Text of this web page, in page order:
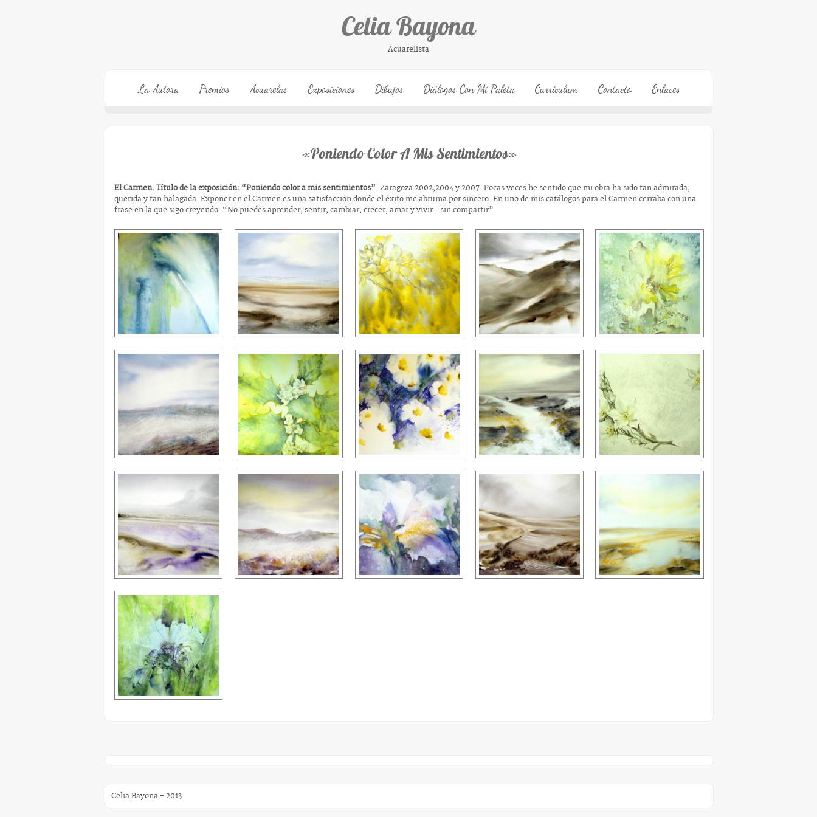
Celia Bayona
Acuarelista
La Autora Premios Acuarelas Exposiciones Dibujos Diálogos Con Mi Paleta Currículum Contacto Enlaces
«Poniendo Color A Mis Sentimientos»
El Carmen. Título de la exposición: “Poniendo color a mis sentimientos”. Zaragoza 2002,2004 y 2007. Pocas veces he sentido que mi obra ha sido tan admirada,
querida y tan halagada. Exponer en el Carmen es una satisfacción donde el éxito me abruma por sincero. En uno de mis catálogos para el Carmen cerraba con una
frase en la que sigo creyendo: “No puedes aprender, sentir, cambiar, crecer, amar y vivir…sin compartir”
Celia Bayona - 2013